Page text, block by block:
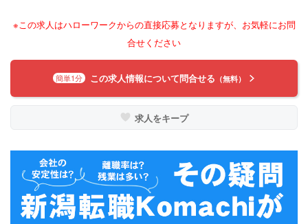
※この求人はハローワークからの直接応募となりますが、お気軽にお問
合せください
簡単1分 この求人情報について問合せる （無料）
求人をキープ